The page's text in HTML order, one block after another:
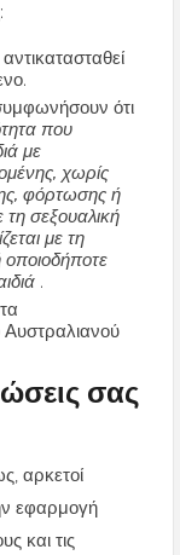
ότι
που
με
χωρίς
φόρτωσης ή
τη σεξουαλική
με τη
οποιοδήποτε
.
Αυστραλιανού
σας
αρκετοί
εφαρμογή
και τις